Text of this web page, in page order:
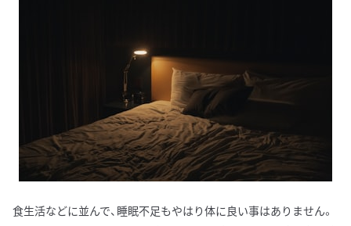
食生活などに並んで、睡眠不足もやはり体に良い事はありません。